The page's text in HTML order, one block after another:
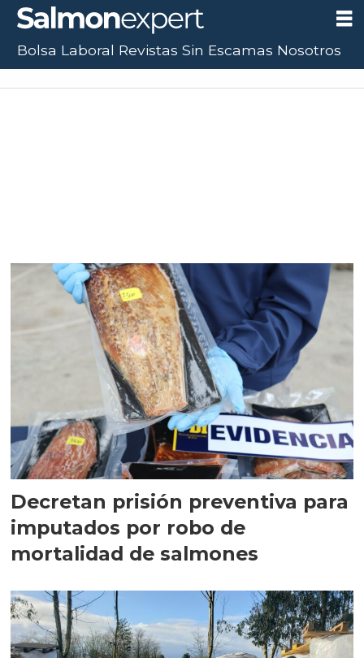
Tag:
Decretan prisión preventiva para
imputados por robo de
mortalidad de salmones
Bolsa Laboral Revistas Sin Escamas Nosotros